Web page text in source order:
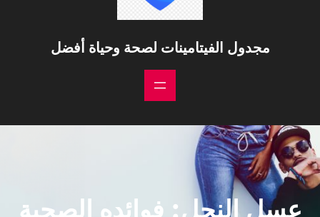
مجدول الفيتامينات لصحة وحياة أفضل
عسل النحل: فوائده الصحية